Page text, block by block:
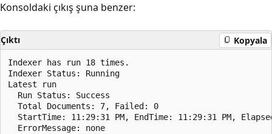
Konsoldaki çıkış şuna benzer:
Çıktı Kopyala
Indexer has run 18 times.
Indexer Status: Running
Latest run
  Run Status: Success
  Total Documents: 7, Failed: 0
StartTime: 11:29:31 PM, EndTime: 11:29:31 PM,
  ErrorMessage: none